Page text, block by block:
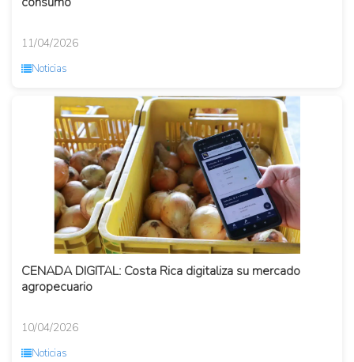
11/04/2026
Noticias
CENADA DIGITAL: Costa Rica digitaliza su mercado
agropecuario
10/04/2026
Noticias